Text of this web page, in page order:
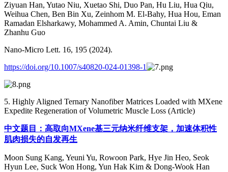
Ziyuan Han, Yutao Niu, Xuetao Shi, Duo Pan, Hu Liu, Hua Qiu,
Weihua Chen, Ben Bin Xu, Zeinhom M. El-Bahy, Hua Hou, Eman
Ramadan Elsharkawy, Mohammed A. Amin, Chuntai Liu &
Zhanhu Guo
Nano-Micro Lett. 16, 195 (2024).
https://doi.org/10.1007/s40820-024-01398-1
5. Highly Aligned Ternary Nanofiber Matrices Loaded with MXene
Expedite Regeneration of Volumetric Muscle Loss (Article)
中文题目：高取向MXene基三元纳米纤维支架，加速体积性
肌肉损失的自发再生
Moon Sung Kang, Yeuni Yu, Rowoon Park, Hye Jin Heo, Seok
Hyun Lee, Suck Won Hong, Yun Hak Kim & Dong-Wook Han